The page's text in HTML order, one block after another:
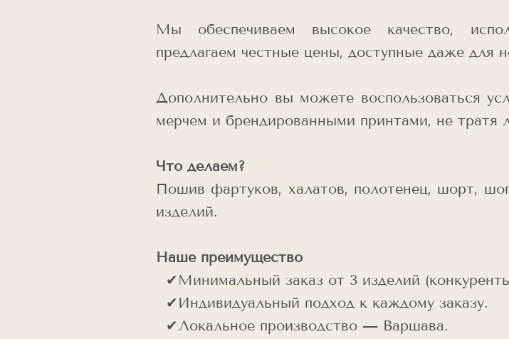
Мы обеспечиваем высокое качество,
предлагаем честные цены, доступные даже для
Дополнительно вы можете воспользоваться
мерчем и брендированными принтами, не тратя
Что делаем?
Пошив фартуков, халатов, полотенец, шорт,
изделий.
Наше преимущество
✔Минимальный заказ от 3 изделий
✔Индивидуальный подход к каждому заказу.
✔Локальное производство — Варшава.